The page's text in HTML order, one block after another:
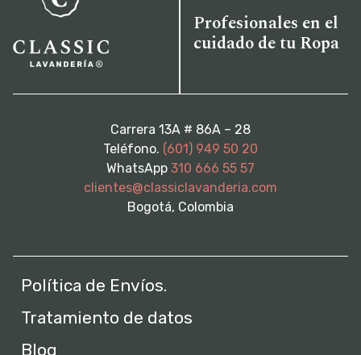
Profesionales en el
cuidado de tu Ropa
Carrera 13A # 86A – 28
Teléfono. (601) 949 50 20
WhatsApp 310 666 55 57
clientes@classiclavanderia.com
Bogotá, Colombia
Política de Envíos.
Tratamiento de datos
Blog